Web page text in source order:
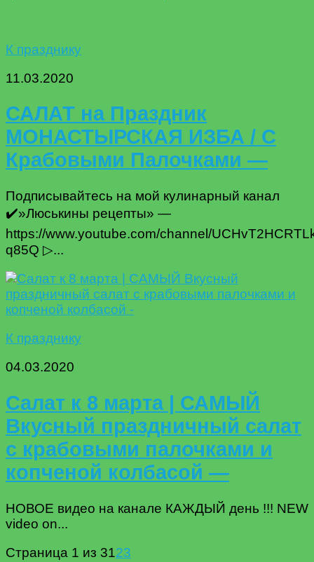
К празднику
11.03.2020
САЛАТ на Праздник
МОНАСТЫРСКАЯ ИЗБА / С
Крабовыми Палочками —
Подписывайтесь на мой кулинарный канал
✔️»Люськины рецепты» —
https://www.youtube.com/channel/
q85Q ▷...
К празднику
04.03.2020
Салат к 8 марта | САМЫЙ
Вкусный праздничный салат
с крабовыми палочками и
копченой колбасой —
НОВОЕ видео на канале КАЖДЫЙ день !!! NEW
video on...
Страница 1 из 3123